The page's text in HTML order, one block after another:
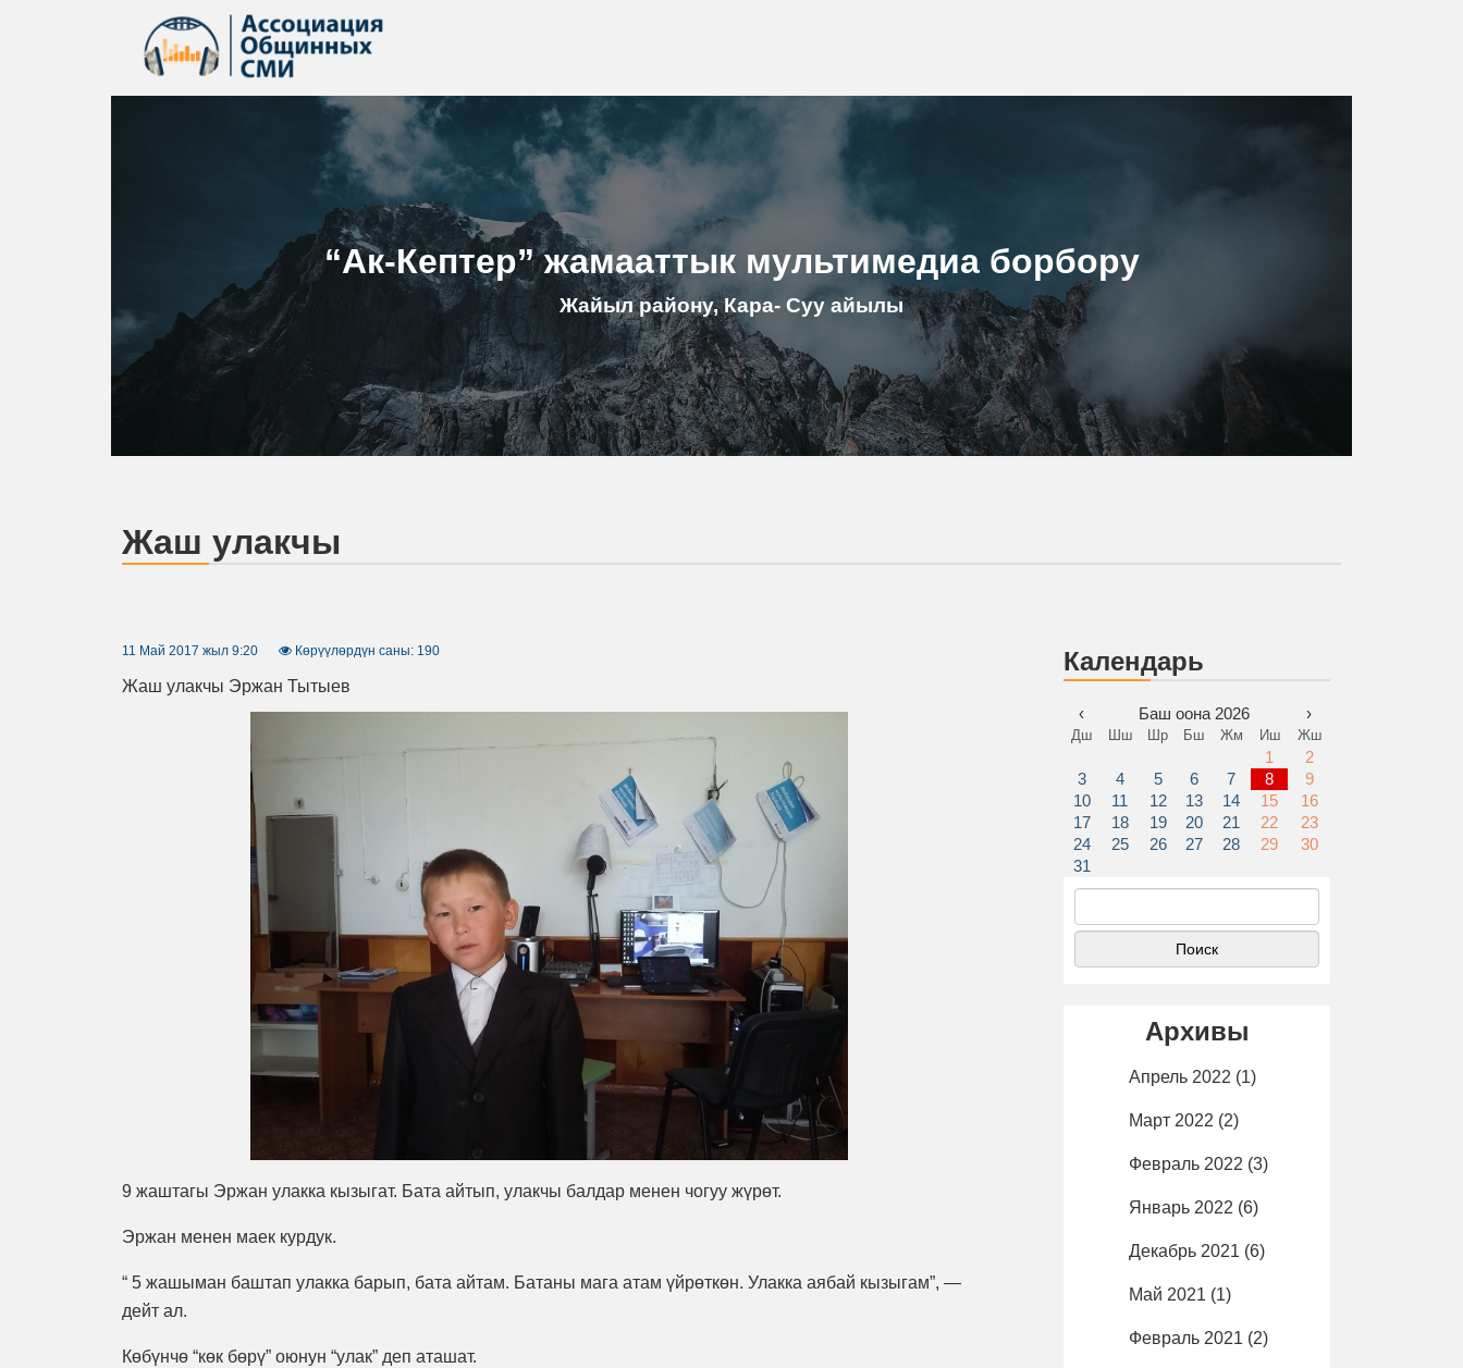
“Ак-Кептер” жамааттык мультимедиа борбору
Жайыл району, Кара- Суу айылы
Жаш улакчы
11 Май 2017 жыл 9:20 Көрүүлөрдүн саны: 190
Жаш улакчы Эржан Тытыев
9 жаштагы Эржан улакка кызыгат. Бата айтып, улакчы балдар менен чогуу жүрөт.
Эржан менен маек курдук.
“ 5 жашыман баштап улакка барып, бата айтам. Батаны мага атам үйрөткөн. Улакка аябай кызыгам”, —
дейт ал.
Көбүнчө “көк бөрү” оюнун “улак” деп аташат.
Календарь
‹ Баш оона 2026 ›
Дш Шш Шр Бш Жм Иш Жш
1
2
3
4 5 6 7 8
9
10
11 12 13 14 15
16
17
18 19 20 21 22
23
24
25 26 27 28 29
30
31
Найти:
Архивы
Апрель 2022 (1)
Март 2022 (2)
Февраль 2022 (3)
Январь 2022 (6)
Декабрь 2021 (6)
Май 2021 (1)
Февраль 2021 (2)